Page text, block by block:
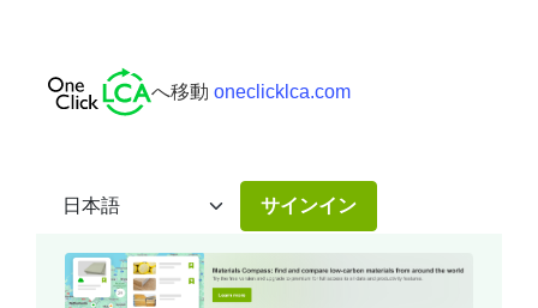
へ移動 oneclicklca.com
サインイン